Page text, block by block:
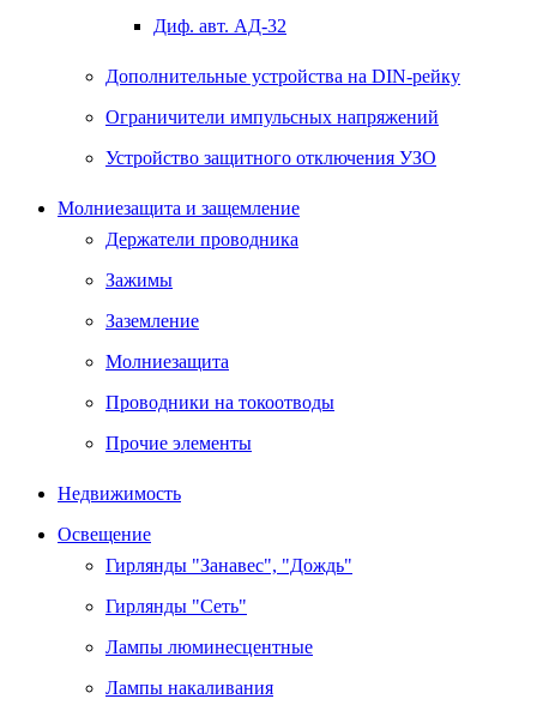
Диф. авт. АД-32
Дополнительные устройства на DIN-рейку
Ограничители импульсных напряжений
Устройство защитного отключения УЗО
Молниезащита и защемление
Держатели проводника
Зажимы
Заземление
Молниезащита
Проводники на токоотводы
Прочие элементы
Недвижимость
Освещение
Гирлянды "Занавес", "Дождь"
Гирлянды "Сеть"
Лампы люминесцентные
Лампы накаливания